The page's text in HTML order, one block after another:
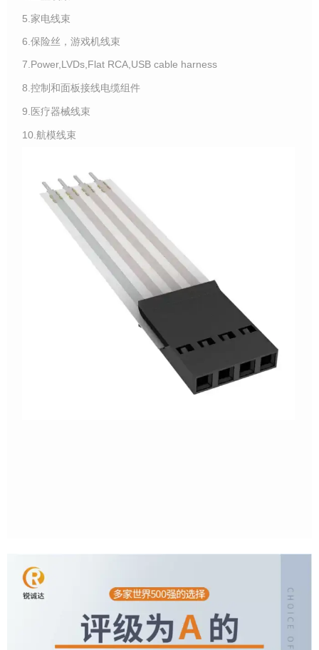
5.家电线束
6.保险丝，游戏机线束
7.Power,LVDs,Flat RCA,USB cable harness
8.控制和面板接线电缆组件
9.医疗器械线束
10.航模线束